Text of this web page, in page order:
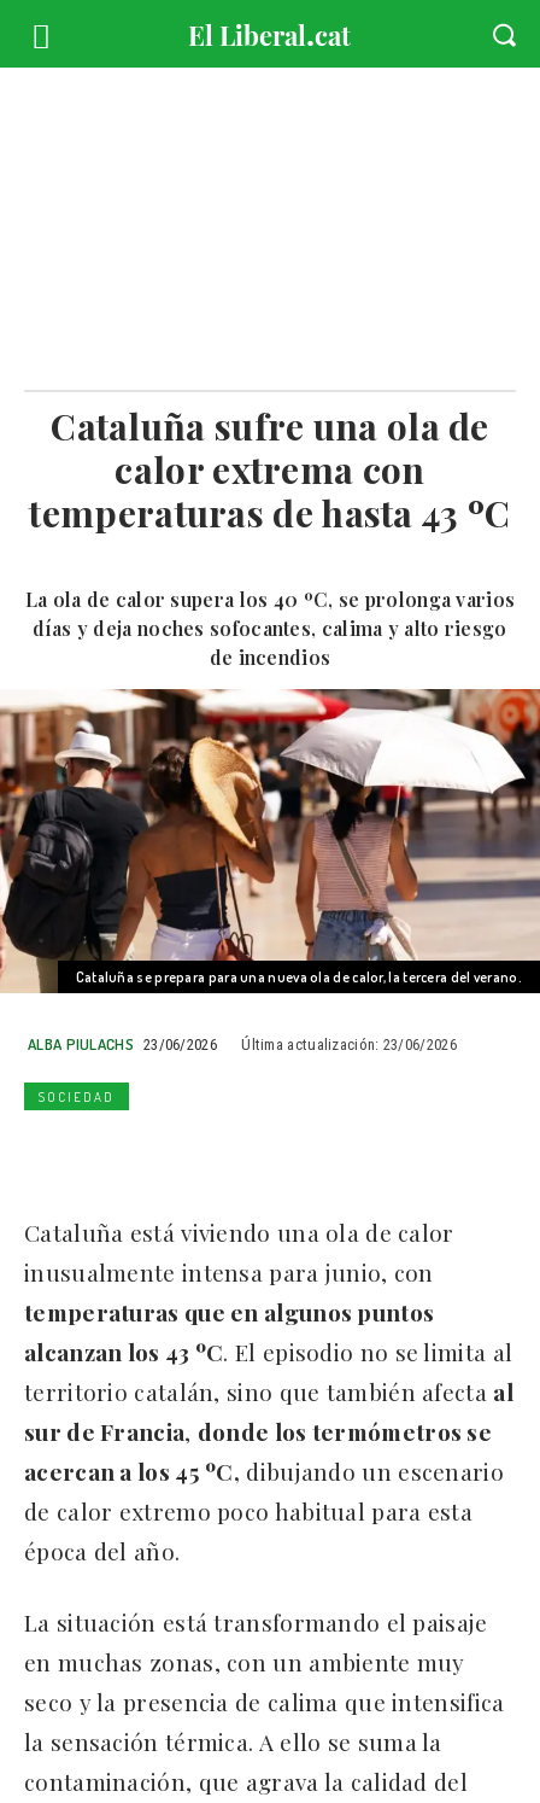
Cataluña sufre una ola de
calor extrema con
temperaturas de hasta 43 ºC
La ola de calor supera los 40 ºC, se prolonga varios
días y deja noches sofocantes, calima y alto riesgo
de incendios
Cataluña se prepara para una nueva ola de calor, la tercera del verano.
ALBA PIULACHS 23/06/2026 Última actualización: 23/06/2026
SOCIEDAD
Cataluña está viviendo una ola de calor
inusualmente intensa para junio, con
temperaturas que en algunos puntos
alcanzan los 43 ºC. El episodio no se limita al
territorio catalán, sino que también afecta al
sur de Francia, donde los termómetros se
acercan a los 45 ºC, dibujando un escenario
de calor extremo poco habitual para esta
época del año.
La situación está transformando el paisaje
en muchas zonas, con un ambiente muy
seco y la presencia de calima que intensifica
la sensación térmica. A ello se suma la
contaminación, que agrava la calidad del